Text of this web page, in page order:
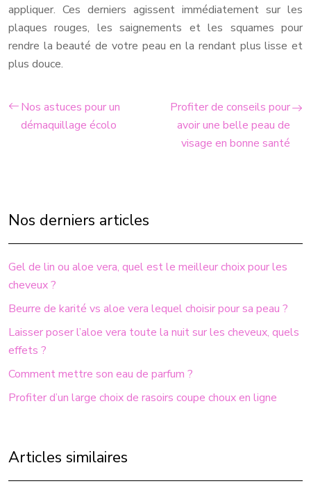
appliquer. Ces derniers agissent immédiatement sur les
plaques rouges, les saignements et les squames pour
rendre la beauté de votre peau en la rendant plus lisse et
plus douce.
Nos astuces pour un
démaquillage écolo
Profiter de conseils pour
avoir une belle peau de
visage en bonne santé
Nos derniers articles
Gel de lin ou aloe vera, quel est le meilleur choix pour les
cheveux ?
Beurre de karité vs aloe vera lequel choisir pour sa peau ?
Laisser poser l’aloe vera toute la nuit sur les cheveux, quels
effets ?
Comment mettre son eau de parfum ?
Profiter d’un large choix de rasoirs coupe choux en ligne
Articles similaires